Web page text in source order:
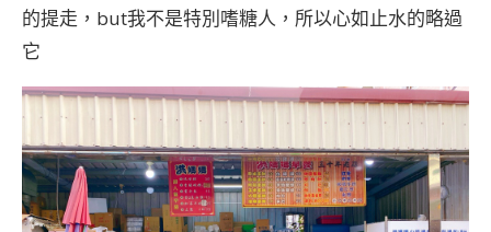
的提走，but我不是特別嗜糖人，所以心如止水的略過
它